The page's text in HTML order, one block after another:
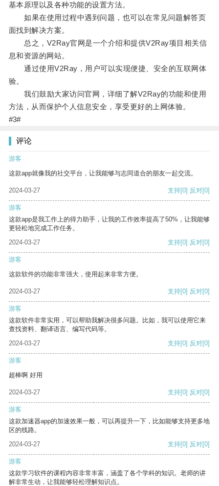
基本原理以及各种功能的设置方法。
如果在使用过程中遇到问题，也可以在常见问题解答页
面找到解决方案。
总之，V2Ray官网是一个介绍和提供V2Ray项目相关信
息和资源的网站。
通过使用V2Ray，用户可以实现便捷、安全的互联网体
验。
我们鼓励大家访问官网，详细了解V2Ray的功能和使用
方法，从而保护个人信息安全，享受更好的上网体验。
#3#
评论
游客
这款app就像我的社交平台，让我能够与志同道合的朋友一起交流。
2024-03-27 支持[0] 反对[0]
游客
这款app是我工作上的得力助手，让我的工作效率提高了50%，让我能够
更轻松地完成工作任务。
2024-03-27
支持[0] 反对[0]
游客
这款软件的功能非常强大，使用起来非常方便。
2024-03-27 支持[0] 反对[0]
游客
这款软件非常实用，可以帮助我解决很多问题。比如，我可以使用它来
查找资料、翻译语言、编写代码等。
2024-03-27
支持[0] 反对[0]
游客
超棒啊 好用
2024-03-27 支持[0] 反对[0]
游客
这款加速器app的加速效果一般，可以再提升一下，比如能够支持更多地
区的线路。
2024-03-27
支持[0] 反对[0]
游客
这款学习软件的课程内容非常丰富，涵盖了各个学科的知识。老师的讲
解非常生动，让我能够轻松理解知识点。